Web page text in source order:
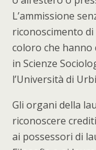
L’ammissione
riconoscimento
coloro che
in Scienze
l’Università di
Gli organi della
riconoscere
ai possessori di